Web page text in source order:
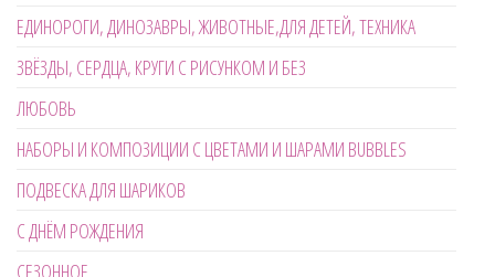
ЕДИНОРОГИ, ДИНОЗАВРЫ, ЖИВОТНЫЕ,ДЛЯ ДЕТЕЙ, ТЕХНИКА
ЗВЁЗДЫ, СЕРДЦА, КРУГИ С РИСУНКОМ И БЕЗ
ЛЮБОВЬ
НАБОРЫ И КОМПОЗИЦИИ С ЦВЕТАМИ И ШАРАМИ BUBBLES
ПОДВЕСКА ДЛЯ ШАРИКОВ
С ДНЁМ РОЖДЕНИЯ
СЕЗОННОЕ